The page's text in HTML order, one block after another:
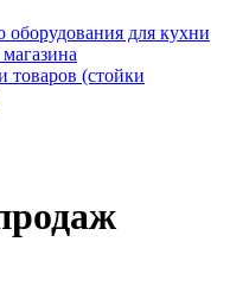
оборудования для кухни
товаров (стойки